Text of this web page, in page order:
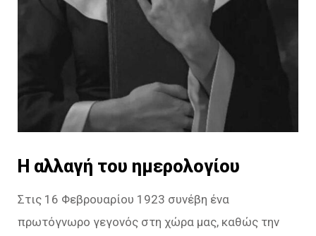
Η αλλαγή του ημερολογίου
Στις 16 Φεβρουαρίου 1923 συνέβη ένα
πρωτόγνωρο γεγονός στη χώρα μας, καθώς την